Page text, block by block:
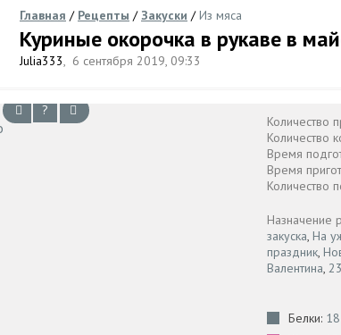
Главная / Рецепты /Закуски /Из мяса
Куриные окорочка в рукаве в
Julia333, 6 сентября 2019, 09:33
?
Количество
Количество
Время
Время
Количество
Назначение
закуска, На
праздник,
Валентина,
Белки: